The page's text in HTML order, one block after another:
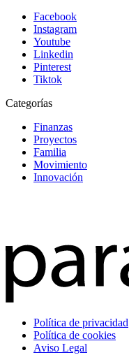
Facebook
Instagram
Youtube
Linkedin
Pinterest
Tiktok
Categorías
Finanzas
Proyectos
Familia
Movimiento
Innovación
Política de privacidad
Política de cookies
Aviso Legal